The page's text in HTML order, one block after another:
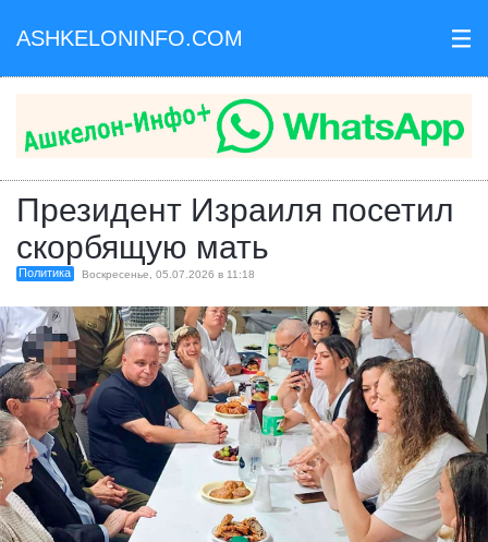
ASHKELONINFO.COM III
Президент Израиля посетил
скорбящую мать
Политика Воскресенье, 05.07.2026 в 11:18